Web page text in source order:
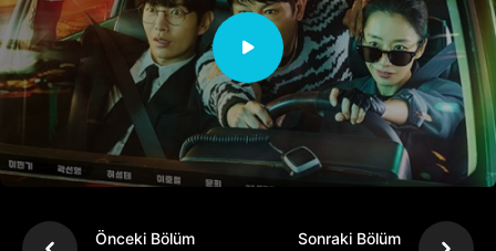
Önceki Bölüm Sonraki Bölüm